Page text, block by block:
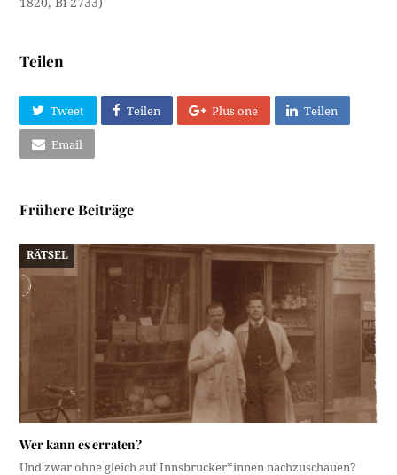
1820, Bi-2733)
Teilen
Tweet Teilen Plus one Teilen
Email
Frühere Beiträge
RÄTSEL
Wer kann es erraten?
Und zwar ohne gleich auf Innsbrucker*innen nachzuschauen?